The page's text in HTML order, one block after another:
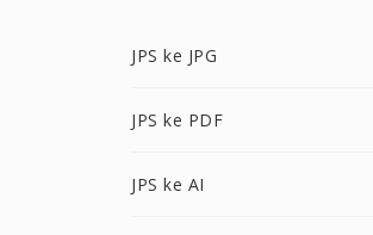
JPS ke JPG
JPS ke PDF
JPS ke AI